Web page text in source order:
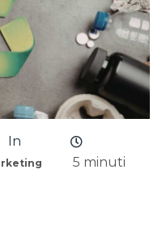
In
5 minuti